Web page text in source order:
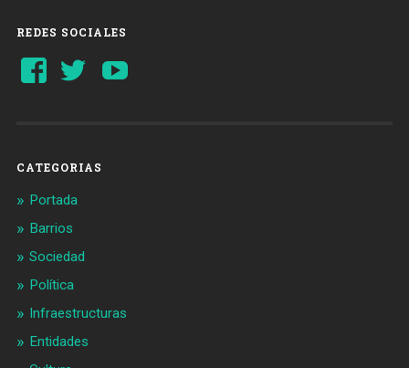
REDES SOCIALES
Ver
perfil
Ver
perfil
CATEGORIAS
Portada
Barrios
Sociedad
Política
Infraestructuras
Entidades